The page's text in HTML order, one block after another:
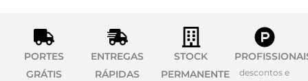
PORTES
GRÁTIS
ENTREGAS
RÁPIDAS
STOCK
PERMANENTE
descontos e